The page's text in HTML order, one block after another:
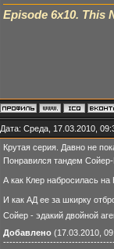
Episode 6x10. This
Дата: Среда, 17.03.2010,
Крутая серия. Давно не
Понравился тандем
А как Клер набросилась
И как АД ее за шкирку
Сойер - эдакий двойной
Добавлено(17.03.2010,